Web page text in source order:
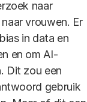
naar
vrouwen. Er
in data en
en om AI-
Dit zou een
gebruik